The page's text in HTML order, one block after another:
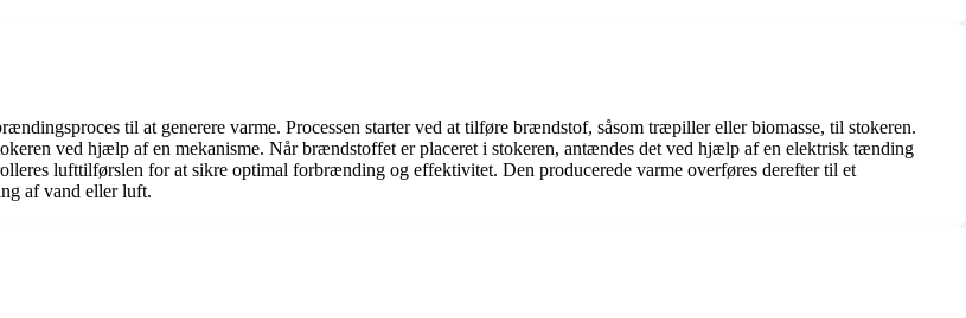
til at generere varme. Processen starter ved at tilføre brændstof, såsom træpiller eller biomasse, til stokeren.
ved hjælp af en mekanisme. Når brændstoffet er placeret i stokeren, antændes det ved hjælp af en elektrisk tænding
lufttilførslen for at sikre optimal forbrænding og effektivitet. Den producerede varme overføres derefter til et
af vand eller luft.